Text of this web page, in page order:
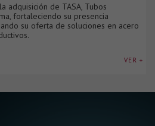
adquisición de TASA, Tubos
fortaleciendo su presencia
su oferta de soluciones en acero
VER +